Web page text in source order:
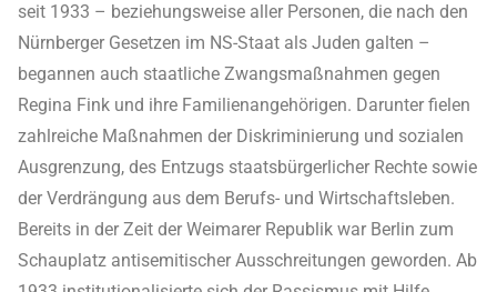
seit 1933 – beziehungsweise aller Personen, die nach den
Nürnberger Gesetzen im NS-Staat als Juden galten –
begannen auch staatliche Zwangsmaßnahmen gegen
Regina Fink und ihre Familienangehörigen. Darunter fielen
zahlreiche Maßnahmen der Diskriminierung und sozialen
Ausgrenzung, des Entzugs staatsbürgerlicher Rechte sowie
der Verdrängung aus dem Berufs- und Wirtschaftsleben.
Bereits in der Zeit der Weimarer Republik war Berlin zum
Schauplatz antisemitischer Ausschreitungen geworden. Ab